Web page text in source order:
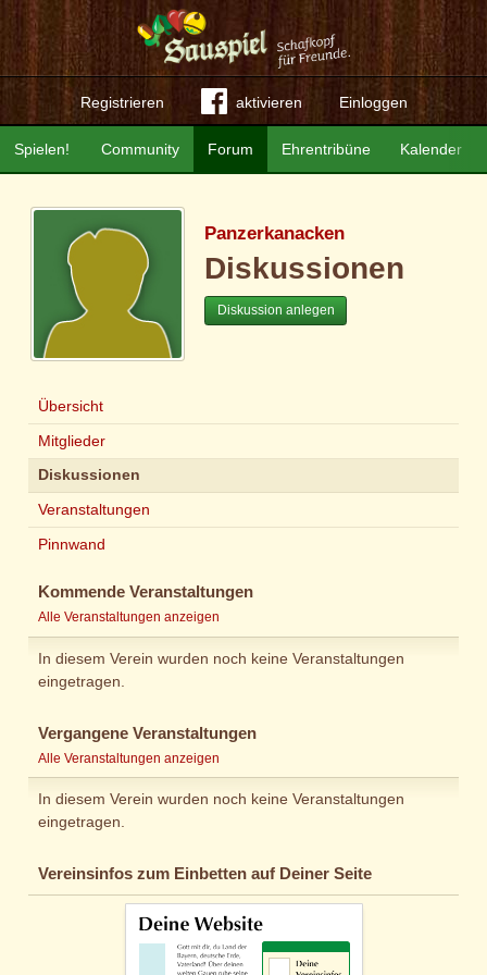
Registrieren aktivieren Einloggen
Community Forum Ehrentribüne Kalender
Spielen!
Panzerkanacken
Diskussionen
Diskussion anlegen
Übersicht
Mitglieder
Diskussionen
Veranstaltungen
Pinnwand
Kommende Veranstaltungen
Alle Veranstaltungen anzeigen
In diesem Verein wurden noch keine Veranstaltungen
eingetragen.
Vergangene Veranstaltungen
Alle Veranstaltungen anzeigen
In diesem Verein wurden noch keine Veranstaltungen
eingetragen.
Vereinsinfos zum Einbetten auf Deiner Seite